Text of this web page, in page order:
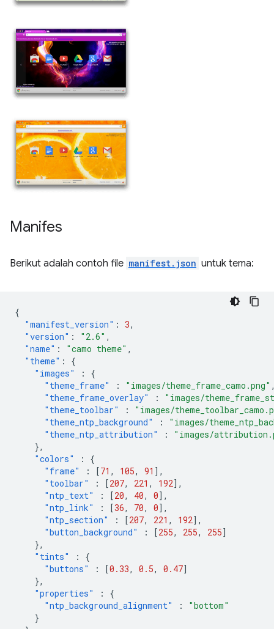
Manifes
Berikut adalah contoh file manifest.json untuk tema:
{
"manifest_version" : 3,
"version" : "2.6" ,
"name" : "camo theme" ,
"theme" :
{
"images"
:
{
"theme_frame"
: "images/theme_frame_camo.png"
"theme_frame_overlay"
:
"images/
"theme_toolbar"
:
"images/
"theme_ntp_background"
:
"images/
"theme_ntp_attribution"
:
"images/
},
"colors"
:
{
"frame"
: [71 , 105, 91 ],
"toolbar"
: [207, 221 , 192],
"ntp_text"
: [20, 40, 0],
"ntp_link"
: [36, 70, 0],
"ntp_section"
: [207, 221 , 192],
"button_background"
: [255, 255, 255]
},
"tints"
:
{
"buttons"
: [0.33, 0.5, 0.47]
},
"properties"
:
{
"ntp_background_alignment"
:
"bottom"
}